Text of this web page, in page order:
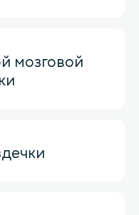
мозговой